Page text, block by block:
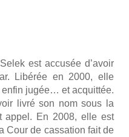
est accu­sée d’a­voir
Libé­rée en 2000, elle
enfin jugée… et acquit­tée.
livré son nom sous la
appel. En 2008, elle est
Cour de cas­sa­tion fait de